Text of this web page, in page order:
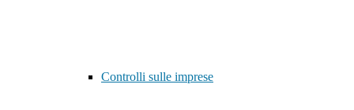
Controlli sulle imprese